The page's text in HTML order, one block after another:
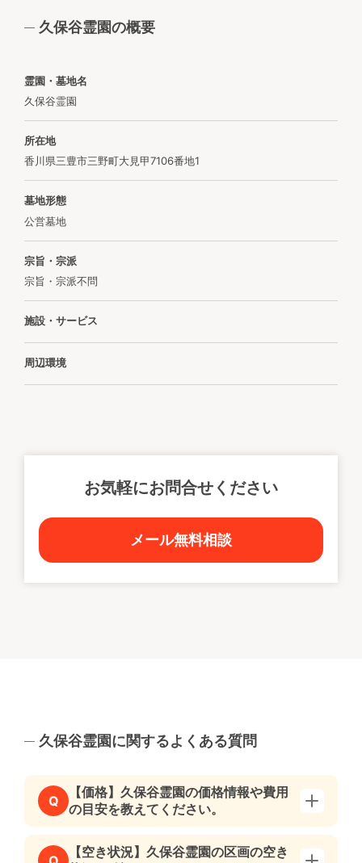
久保谷霊園の概要
霊園・墓地名
久保谷霊園
所在地
香川県三豊市三野町大見甲7106番地1
墓地形態
公営墓地
宗旨・宗派
宗旨・宗派不問
施設・サービス
周辺環境
お気軽にお問合せください
メール無料相談
久保谷霊園に関するよくある質問
Q
【価格】久保谷霊園の価格情報や費用
の目安を教えてください。
【空き状況】久保谷霊園の区画の空き